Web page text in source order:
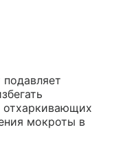
отхаркивающих
мокроты в